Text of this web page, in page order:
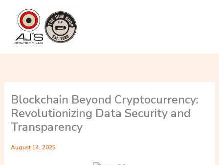
content
Blockchain Beyond Cryptocurrency:
Revolutionizing Data Security and
Transparency
August 14, 2025